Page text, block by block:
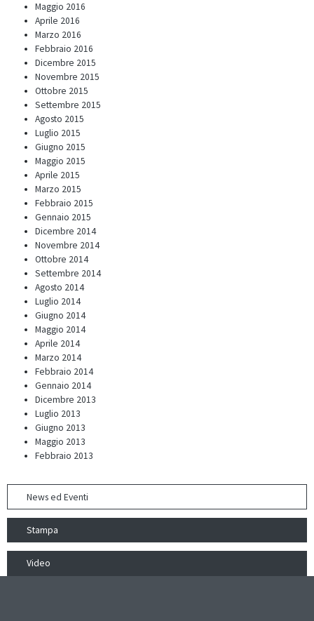
Maggio 2016
Aprile 2016
Marzo 2016
Febbraio 2016
Dicembre 2015
Novembre 2015
Ottobre 2015
Settembre 2015
Agosto 2015
Luglio 2015
Giugno 2015
Maggio 2015
Aprile 2015
Marzo 2015
Febbraio 2015
Gennaio 2015
Dicembre 2014
Novembre 2014
Ottobre 2014
Settembre 2014
Agosto 2014
Luglio 2014
Giugno 2014
Maggio 2014
Aprile 2014
Marzo 2014
Febbraio 2014
Gennaio 2014
Dicembre 2013
Luglio 2013
Giugno 2013
Maggio 2013
Febbraio 2013
News ed Eventi
Stampa
Video